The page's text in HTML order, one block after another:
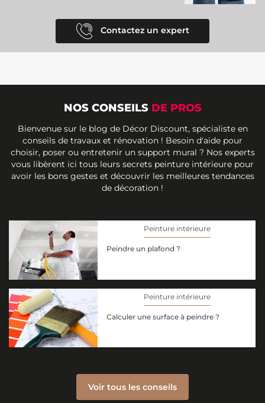
Contactez un expert
NOS CONSEILS DE PROS
Bienvenue sur le blog de Décor Discount, spécialiste en
conseils de travaux et rénovation ! Besoin d'aide pour
choisir, poser ou entretenir un support mural ? Nos experts
vous libèrent ici tous leurs secrets peinture intérieure pour
avoir les bons gestes et découvrir les meilleures tendances
de décoration !
Peinture intérieure
Peindre un plafond ?
Peinture intérieure
Calculer une surface à peindre ?
Voir tous les conseils